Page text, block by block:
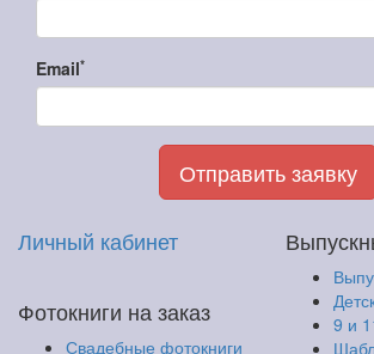
Email*
Отправить заявку
Личный кабинет
Фотокниги на заказ
Свадебные фотокниги
9 и